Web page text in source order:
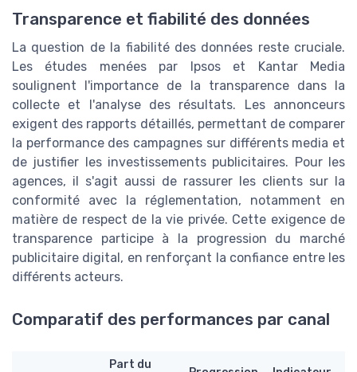
Transparence et fiabilité des données
La question de la fiabilité des données reste cruciale.
Les études menées par Ipsos et Kantar Media
soulignent l'importance de la transparence dans la
collecte et l'analyse des résultats. Les annonceurs
exigent des rapports détaillés, permettant de comparer
la performance des campagnes sur différents media et
de justifier les investissements publicitaires. Pour les
agences, il s'agit aussi de rassurer les clients sur la
conformité avec la réglementation, notamment en
matière de respect de la vie privée. Cette exigence de
transparence participe à la progression du marché
publicitaire digital, en renforçant la confiance entre les
différents acteurs.
Comparatif des performances par canal
Part du